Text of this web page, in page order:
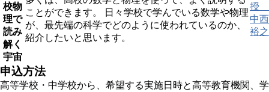
校物
理で
読み
解く
宇宙
ことができます。 日々学校で学んでいる数学や物理
が、最先端の科学でどのように使われているのか、
紹介したいと思います。
授
中西
裕之
申込方法
高等学校・中学校から、希望する実施日時と高等教育機関、学